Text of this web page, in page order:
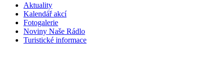
Aktuality
Kalendář akcí
Fotogalerie
Noviny Naše Rádlo
Turistické informace